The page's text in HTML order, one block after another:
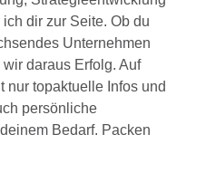
dir zur Seite. Ob du
Unternehmen
daraus Erfolg. Auf
nur topaktuelle Infos und
persönliche
Bedarf. Packen